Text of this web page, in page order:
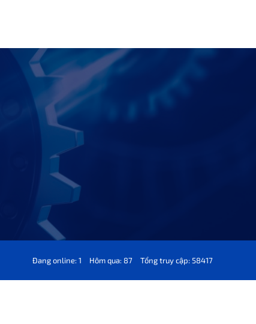
Đang online: 1 Hôm qua: 87 Tổng truy cập: 58417